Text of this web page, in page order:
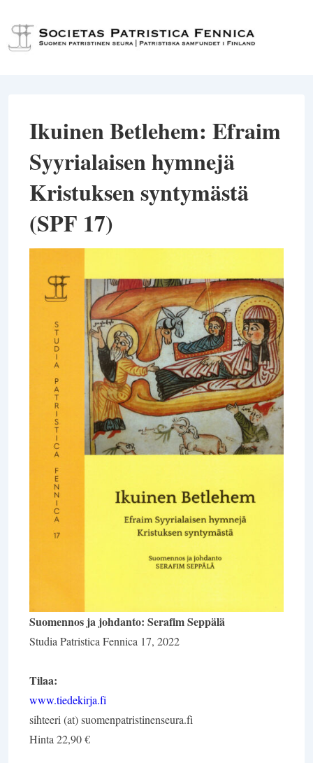
Siirry
pääsisältöön
Ikuinen Betlehem: Efraim
Syyrialaisen hymnejä
Kristuksen syntymästä
(SPF 17)
Suomennos ja johdanto: Serafim Seppälä
Studia Patristica Fennica 17, 2022
Tilaa:
www.tiedekirja.fi
sihteeri (at) suomenpatristinenseura.fi
Hinta 22,90 €